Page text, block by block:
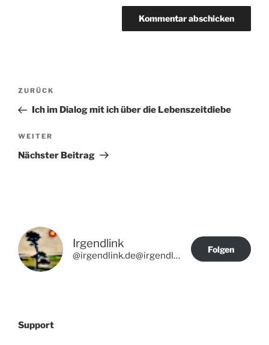
Beitragsnavigation
Vorheriger
Beitrag
ZURÜCK
Ich im Dialog mit ich über die Lebenszeitdiebe
Nächster
Beitrag
WEITER
Nächster Beitrag
Irgendlink
@irgendlink.de@irgendlink.de
Folgen
Support